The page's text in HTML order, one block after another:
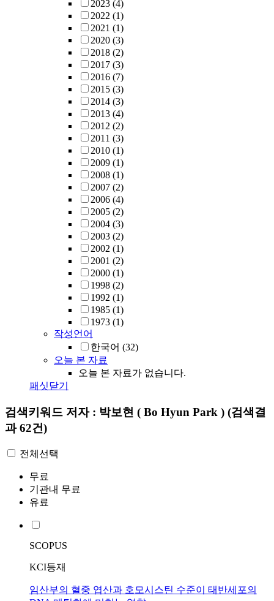
2023 (4)
2022 (1)
2021 (1)
2020 (3)
2018 (2)
2017 (3)
2016 (7)
2015 (3)
2014 (3)
2013 (4)
2012 (2)
2011 (3)
2010 (1)
2009 (1)
2008 (1)
2007 (2)
2006 (4)
2005 (2)
2004 (3)
2003 (2)
2002 (1)
2001 (2)
2000 (1)
1998 (2)
1992 (1)
1985 (1)
1973 (1)
작성언어
한국어 (32)
오늘 본 자료
오늘 본 자료가 없습니다.
패싯닫기
검색키워드 저자 : 박보현 ( Bo Hyun Park ) (검색결
과 62건)
전체선택
무료
기관내 무료
유료
SCOPUS
KCI등재
임산부의 혈중 엽산과 호모시스틴 수준이 태반세포의